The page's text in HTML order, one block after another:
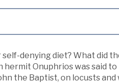
denying diet? What did
Onuphrios was said
the Baptist, on locusts and